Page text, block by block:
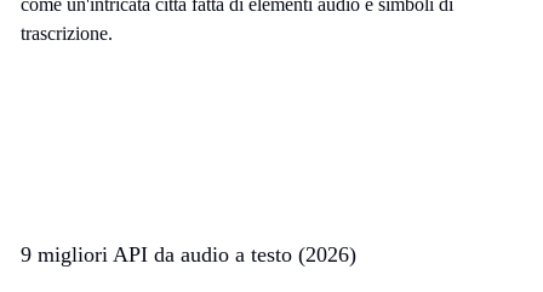
9 migliori API da audio a testo (2026)